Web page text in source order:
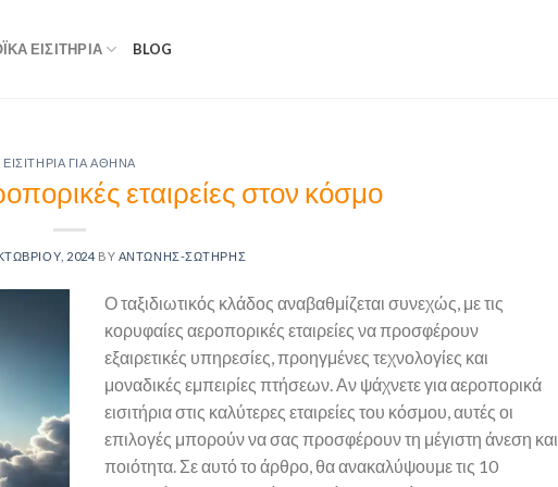
ΕΙΣΙΤΉΡΙΑ BLOG
ΕΙΣΙΤΉΡΙΑ ΓΙΑ ΑΘΉΝΑ
εταιρείες στον κόσμο
2024 BY ΑΝΤΏΝΗΣ-ΣΩΤΉΡΗΣ
Ο ταξιδιωτικός κλάδος αναβαθμίζεται συνεχώς, με τις
κορυφαίες αεροπορικές εταιρείες να προσφέρουν
εξαιρετικές υπηρεσίες, προηγμένες τεχνολογίες και
μοναδικές εμπειρίες πτήσεων. Αν ψάχνετε για αεροπορικά
εισιτήρια στις καλύτερες εταιρείες του κόσμου, αυτές οι
επιλογές μπορούν να σας προσφέρουν τη μέγιστη άνεση και
ποιότητα. Σε αυτό το άρθρο, θα ανακαλύψουμε τις 10